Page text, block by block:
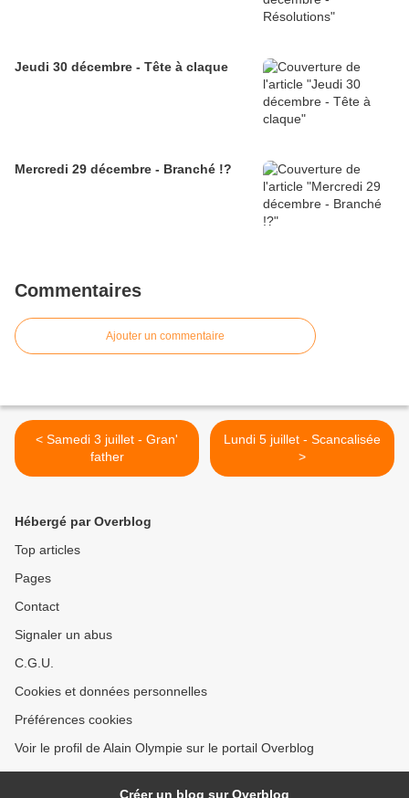
Jeudi 30 décembre - Tête à claque
Mercredi 29 décembre - Branché !?
Commentaires
Ajouter un commentaire
< Samedi 3 juillet - Gran'
father
Lundi 5 juillet - Scancalisée
>
Hébergé par Overblog
Top articles
Pages
Contact
Signaler un abus
C.G.U.
Cookies et données personnelles
Préférences cookies
Voir le profil de Alain Olympie sur le portail Overblog
Créer un blog sur Overblog